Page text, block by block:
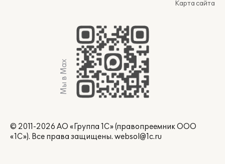
Карта сайта
Мы в Max
© 2011-2026 АО «Группа 1С» (правопреемник ООО
«1С»). Все права защищены. websol@1c.ru